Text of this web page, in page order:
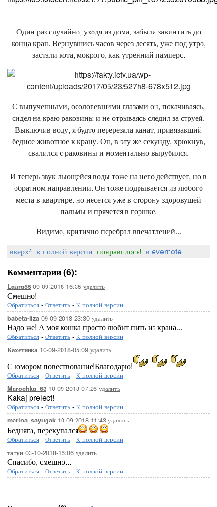
Один раз случайно, уходя из дома, забыла завинтить до
конца кран. Вернувшись часов через десять, уже под утро,
застали кота, мокрого, как утренний памперс.
С выпученными, осоловевшими глазами он, покачиваясь,
сидел на краю раковины и не отрываясь следил за струей.
Выключив воду, я будто перерезала канат, привязавший
бедное животное к крану. Он, в эту же секунду, хрюкнув,
свалился с раковины и моментально вырубился.
И теперь звук льющейся воды тоже на него действует, но в
обратном направлении. Он тоже подрывается из любого
места в квартире, но несется уже в сторону здоровущей
пальмы и прячется в горшке.
Видимо, критично перебрал впечатлений...
вверх^ к полной версии понравилось! в evernote
Комментарии (6):
Laura55 09-09-2018-16:35 удалить
Смешно!
Обратиться - Ответить - К полной версии
babeta-liza 09-09-2018-23:30 удалить
Надо же! А моя кошка просто любит пить из крана...
Обратиться - Ответить - К полной версии
Кахетинка 10-09-2018-05:09 удалить
С юмором повествование!Благодарю!
Обратиться - Ответить - К полной версии
Marochka_63 10-09-2018-07:26 удалить
Kakaj prelect!
Обратиться - Ответить - К полной версии
marina_sayugak 10-09-2018-11:43 удалить
Бедняга, перекупался
Обратиться - Ответить - К полной версии
татун 03-10-2018-16:06 удалить
Спасибо, смешно...
Обратиться - Ответить - К полной версии